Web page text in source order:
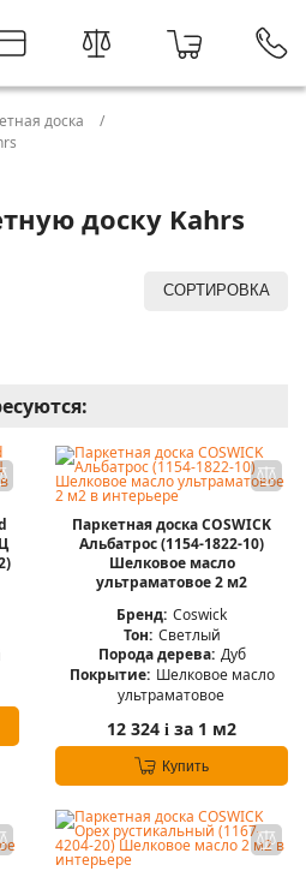
доска
доску Kahrs
СОРТИРОВКА
Паркетная доска COSWICK
Альбатрос (1154-1822-10)
Шелковое масло
ультраматовое 2 м2
Бренд: Coswick
Тон: Светлый
Порода дерева: Дуб
Покрытие: Шелковое масло
ультраматовое
12 324 i за 1 м2
Купить